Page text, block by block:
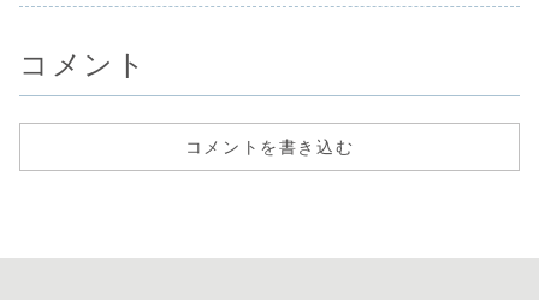
コメント
コメントを書き込む